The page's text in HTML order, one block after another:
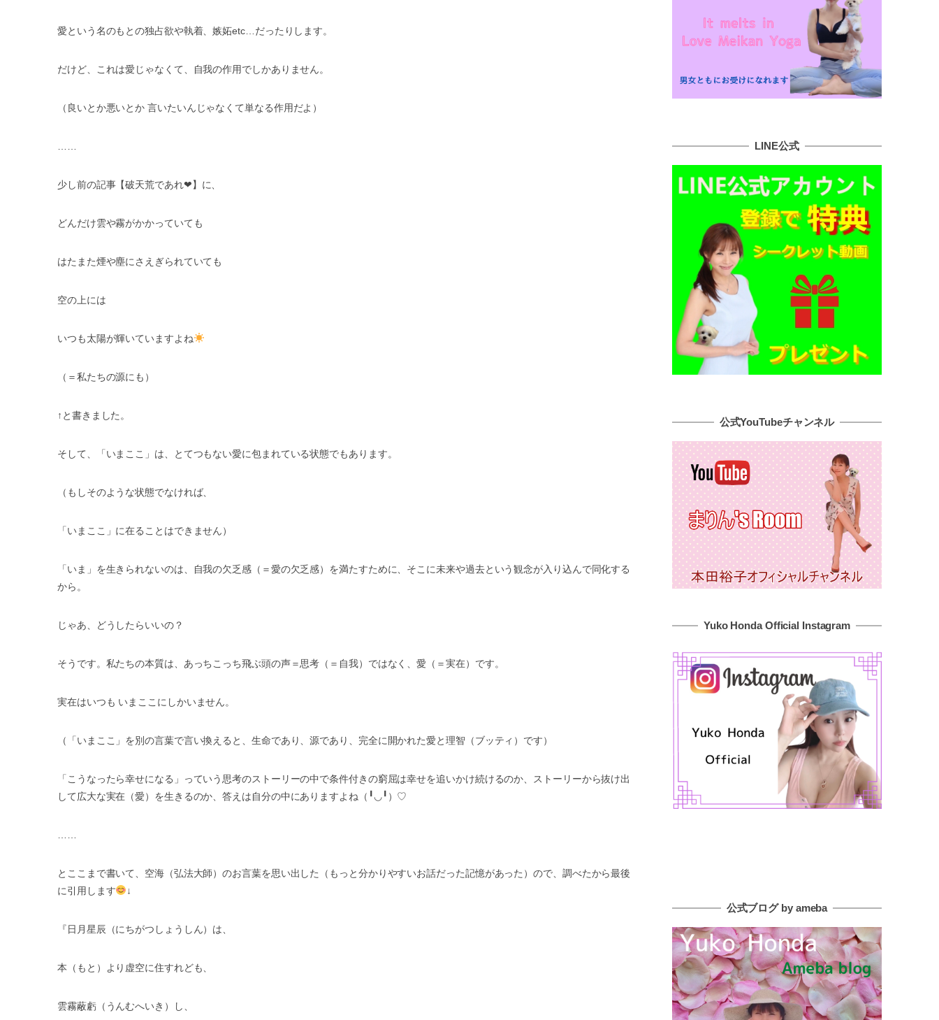
愛という名のもとの独占欲や執着、嫉妬etc… だったりします。
だけど、これは愛じゃなくて、自我の作用でしかありません。
（良いとか悪いとか 言いたいんじゃなくて単なる作用だよ）
少し前の記事【破天荒であれ❤︎】に、
どんだけ雲や霧がかかっていても
はたまた煙や塵にさえぎられていても
空の上には
いつも太陽が輝いていますよね
（＝私たちの源にも）
↑ と書きました。
そして、「いまここ」は、とてつもない愛に包まれている状態でもあります。
（もしそのような状態でなければ、
「いまここ」に在ることはできません）
「いま」を生きられないのは、自我の欠乏感（＝愛の欠乏感）を満たすために、そこに未来や過去という観念が入り込んで同化する
から。
じゃあ、どうしたらいいの？
そうです。私たちの本質は、あっちこっち飛ぶ頭の声＝思考（＝自我）ではなく、愛（＝実在）です。
実在はいつも いまここにしかいません。
（「いまここ」を別の言葉で言い換えると、生命であり、源であり、完全に開かれた愛と理智（ブッティ）です）
「こうなったら幸せになる」っていう思考のストーリーの中で条件付きの窮屈は幸せを追いかけ続けるのか、ストーリーから抜け出
して広大な実在（愛）を生きるのか、答えは自分の中にありますよね（ ╹◡╹ ） ♡
とここまで書いて、空海（弘法大師）のお言葉を思い出した（もっと分かりやすいお話だった記憶があった）ので、調べたから最後
に引用します
↓
『日月星辰（にちがつしょうしん）は、
本（もと）より虚空に住すれども、
雲霧蔽虧（うんむへいき）し、
LINE公式
公式YouTubeチャンネル
Yuko Honda Official Instagram
公式ブログ by ameba